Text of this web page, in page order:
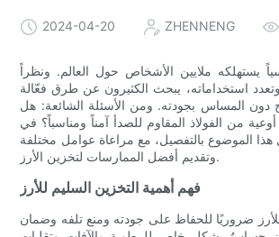
2024-04-20 ZHENNENG
يستهلكه ملايين الأشخاص حول العالم. ونظراً
استخداماته، يبحث الكثيرون عن طرق فعّالة
دون المساس بجودته. ومن الأسئلة الشائعة: هل
من الفولاذ المقاوم للصدأ آمناً ومناسباً؟ في
هذا الموضوع بالتفصيل، مع مراعاة عوامل مختلفة
وتقديم أفضل الممارسات لتخزين الأرز.
فهم أهمية التخزين السليم للأرز
ضروريًا للحفاظ على جودته ومنع تلفه وضمان